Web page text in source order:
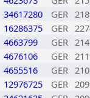
34617280 GER
16286375 GER
4663799 GER
4676106 GER
4655516 GER
12976725 GER